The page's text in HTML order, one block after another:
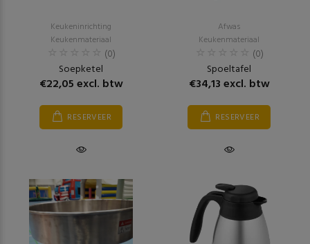
Keukeninrichting
Keukenmateriaal
(0)
Soepketel
€22,05 excl. btw
RESERVEER
Afwas
Keukenmateriaal
(0)
Spoeltafel
€34,13 excl. btw
RESERVEER